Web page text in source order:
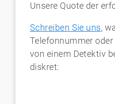
Unsere Quote der
Schreiben Sie uns,
Telefonnummer
von einem Detektiv
diskret: